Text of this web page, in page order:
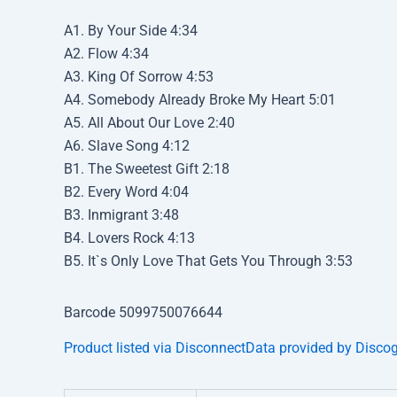
A1. By Your Side 4:34
A2. Flow 4:34
A3. King Of Sorrow 4:53
A4. Somebody Already Broke My Heart 5:01
A5. All About Our Love 2:40
A6. Slave Song 4:12
B1. The Sweetest Gift 2:18
B2. Every Word 4:04
B3. Inmigrant 3:48
B4. Lovers Rock 4:13
B5. It`s Only Love That Gets You Through 3:53
Barcode 5099750076644
Product listed via DisconnectData provided by